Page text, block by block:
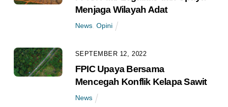
Menjaga Wilayah Adat
News, Opini
SEPTEMBER 12, 2022
FPIC Upaya Bersama
Mencegah Konflik Kelapa Sawit
News